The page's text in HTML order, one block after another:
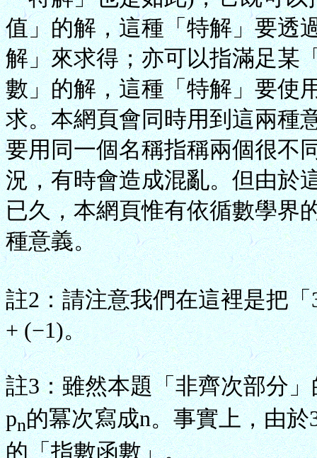
值」的解，這種「特解」要透
解」來求得；亦可以指滿足某
數」的解，這種「特解」要使
求。本網頁會同時用到這兩種
要用同一個名稱指稱兩個很不
況，有時會造成混亂。但由於
已久，本網頁惟有依循數學界
種意義。
註2：請注意我們在這裡是把
+ (−1)。
註3：雖然本題「非齊次部分
pn的冪次寫成n。事實上，由於
的「指數函數」。